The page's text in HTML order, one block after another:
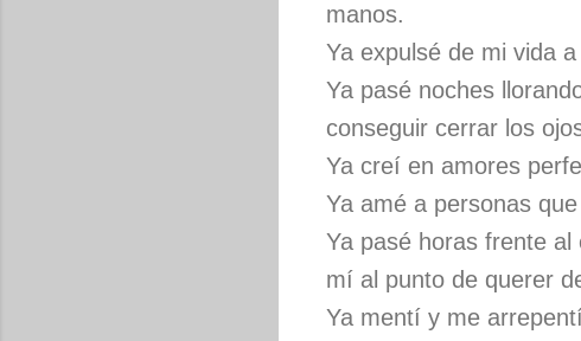
manos.
Ya expulsé de mi vida
Ya pasé noches
conseguir cerrar los
Ya creí en amores
Ya amé a personas
Ya pasé horas frente
mí al punto de querer
Ya mentí y me